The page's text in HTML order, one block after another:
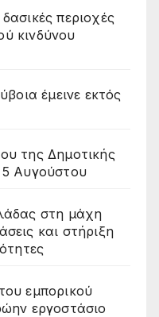
περιοχές
κινδύνου
έμεινε εκτός
της Δημοτικής
5 Αυγούστου
στη μάχη
και στήριξη
εμπορικού
εργοστάσιο